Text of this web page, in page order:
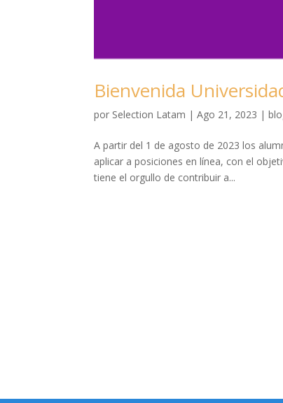
Bienvenida
por Selection Latam |Ago 21, 2023 |
A partir del 1 de agosto de 2023 los
aplicar a posiciones en línea, con el
tiene el orgullo de contribuir a...